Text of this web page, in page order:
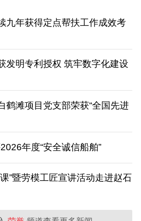
九年获得定点帮扶工作成效考
发明专利授权 筑牢数字化建设
鹤滩项目党支部荣获“全国先进
年度“安全诚信船舶”
”暨劳模工匠宣讲活动走进赵石